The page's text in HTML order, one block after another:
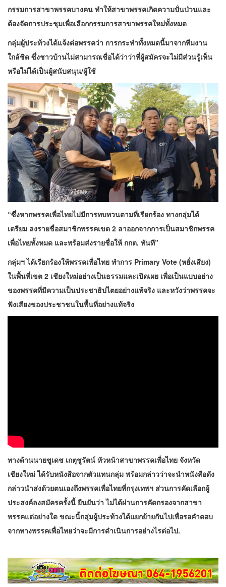
กรรมการสาขาพรรคบางคน ทำให้สาขาพรรคเกิดความปั่นป่วนและ
ต้องจัดการประชุมเพื่อเลือกกรรมการสาขาพรรคใหม่ทั้งหมด
กลุ่มผู้ประท้วงได้แจ้งต่อพรรคว่า การกระทำทั้งหมดนี้มาจากทีมงาน
ใกล้ชิด ซึ่งชาวบ้านไม่สามารถเชื่อได้ว่าว่าที่ผู้สมัครจะไม่มีส่วนรู้เห็น
หรือไม่ได้เป็นผู้สนับสนุน/ผู้ใช้
“ซึ่งหากพรรคเพื่อไทยไม่มีการทบทวนตามที่เรียกร้อง ทางกลุ่มได้
เตรียม ลงรายชื่อสมาชิกพรรคเขต 2 ลาออกจากการเป็นสมาชิกพรรค
เพื่อไทยทั้งหมด และพร้อมส่งรายชื่อให้ กกต. ทันที”
กลุ่มฯ ได้เรียกร้องให้พรรคเพื่อไทย ทำการ Primary Vote (หยั่งเสียง)
ในพื้นที่เขต 2 เชียงใหม่อย่างเป็นธรรมและเปิดเผย เพื่อเป็นแบบอย่าง
ของพรรคที่มีความเป็นประชาธิปไตยอย่างแท้จริง และหวังว่าพรรคจะ
ฟังเสียงของประชาชนในพื้นที่อย่างแท้จริง
ทางด้านนายชูเดช เกตุชูรัตน์ หัวหน้าสาขาพรรคเพื่อไทย จังหวัด
เชียงใหม่ ได้รับหนังสือจากตัวแทนกลุ่ม พร้อมกล่าวว่าจะนำหนังสือดัง
กล่าวนำส่งด้วยตนเองถึงพรรคเพื่อไทยที่กรุงเทพฯ ส่วนการคัดเลือกผู้
ประสงค์ลงสมัครครั้งนี้ ยืนยันว่า ไม่ได้ผ่านการคัดกรองจากสาขา
พรรคแต่อย่างใด ขณะนี้กลุ่มผู้ประท้วงได้แยกย้ายกันไปเพื่อรอคำตอบ
จากทางพรรคเพื่อไทยว่าจะมีการดำเนินการอย่างไรต่อไป.